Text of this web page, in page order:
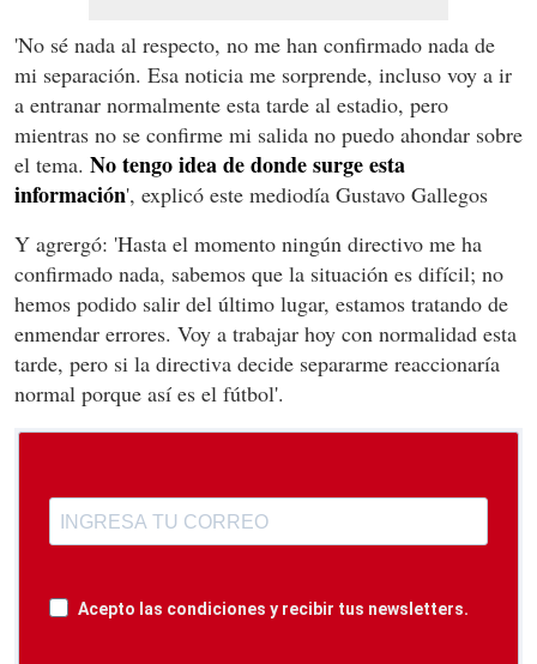
'No sé nada al respecto, no me han confirmado nada de
mi separación. Esa noticia me sorprende, incluso voy a ir
a entranar normalmente esta tarde al estadio, pero
mientras no se confirme mi salida no puedo ahondar sobre
el tema. No tengo idea de donde surge esta
información', explicó este mediodía Gustavo Gallegos
Y agrergó: 'Hasta el momento ningún directivo me ha
confirmado nada, sabemos que la situación es difícil; no
hemos podido salir del último lugar, estamos tratando de
enmendar errores. Voy a trabajar hoy con normalidad esta
tarde, pero si la directiva decide separarme reaccionaría
normal porque así es el fútbol'.
Acepto las condiciones y recibir tus newsletters.